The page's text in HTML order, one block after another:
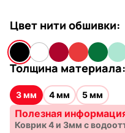
Цвет нити обшивки:
Толщина материала:
3 мм 4 мм 5 мм
Полезная
Коврик 4 и 3мм с